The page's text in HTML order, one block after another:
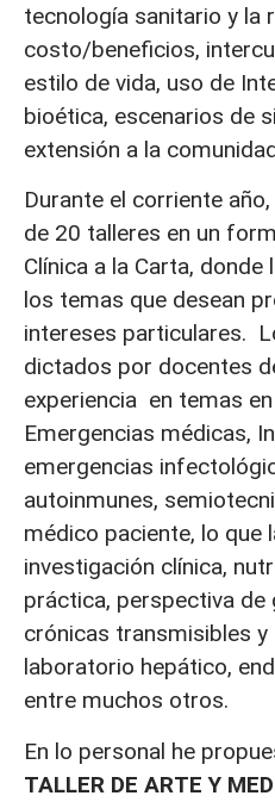
tecnología sanitario y la
costo/beneficios,
estilo de vida, uso de
bioética, escenarios de
extensión a la
Durante el corriente
de 20 talleres en un
Clínica a la Carta,
los temas que desean
intereses particulares.
dictados por docentes
experiencia en temas
Emergencias médicas,
emergencias
autoinmunes,
médico paciente, lo que
investigación clínica,
práctica, perspectiva de
crónicas transmisibles
laboratorio hepático,
entre muchos otros.
En lo personal he
TALLER DE ARTE Y